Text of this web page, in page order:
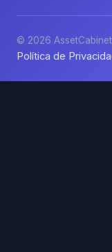
© 2026
Política de